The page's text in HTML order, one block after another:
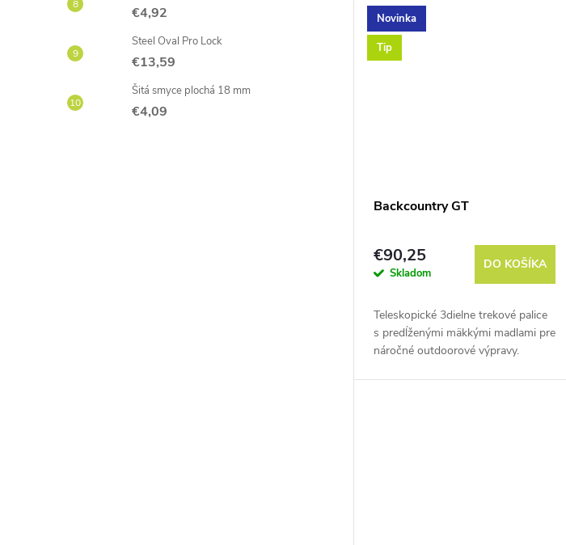
€4,92
Steel Oval Pro Lock
€13,59
Šitá smyce plochá 18 mm
€4,09
Novinka
Tip
Backcountry GT
€90,25
Skladom
DO KOŠÍKA
Teleskopické 3dielne trekové palice
s predĺženými mäkkými madlami pre
náročné outdoorové výpravy.